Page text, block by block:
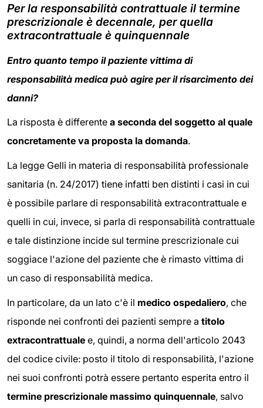
Per la responsabilità contrattuale il termine
prescrizionale è decennale, per quella
extracontrattuale è quinquennale
Entro quanto tempo il paziente vittima di
responsabilità medica può agire per il risarcimento dei
danni?
La risposta è differente a seconda del soggetto al quale
concretamente va proposta la domanda.
La legge Gelli in materia di responsabilità professionale
sanitaria (n. 24/2017) tiene infatti ben distinti i casi in cui
è possibile parlare di responsabilità extracontrattuale e
quelli in cui, invece, si parla di responsabilità contrattuale
e tale distinzione incide sul termine prescrizionale cui
soggiace l'azione del paziente che è rimasto vittima di
un caso di responsabilità medica.
In particolare, da un lato c'è il medico ospedaliero, che
risponde nei confronti dei pazienti sempre a titolo
extracontrattuale e, quindi, a norma dell'articolo 2043
del codice civile: posto il titolo di responsabilità, l'azione
nei suoi confronti potrà essere pertanto esperita entro il
termine prescrizionale massimo quinquennale, salvo